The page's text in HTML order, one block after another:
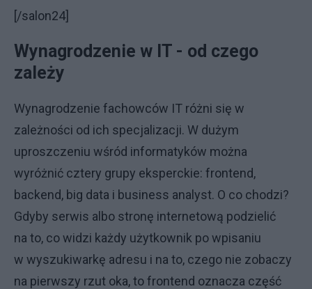
[/salon24]
Wynagrodzenie w IT - od czego
zależy
Wynagrodzenie fachowców IT różni się w
zależności od ich specjalizacji. W dużym
uproszczeniu wśród informatyków można
wyróżnić cztery grupy eksperckie: frontend,
backend, big data i business analyst. O co chodzi?
Gdyby serwis albo stronę internetową podzielić
na to, co widzi każdy użytkownik po wpisaniu
w wyszukiwarkę adresu i na to, czego nie zobaczy
na pierwszy rzut oka, to frontend oznacza część